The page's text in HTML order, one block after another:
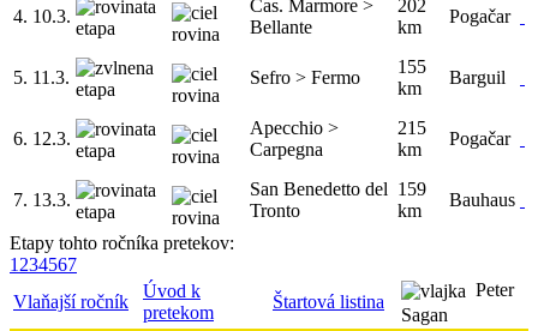
4. 10.3.
Cas. Marmore >
Bellante
202
km
Pogačar
5. 11.3. Sefro > Fermo
155
km
Barguil
6. 12.3.
Apecchio >
Carpegna
215
km
Pogačar
7. 13.3.
San Benedetto del
Tronto
159
km
Bauhaus
Etapy tohto ročníka pretekov:
1234567
Vlaňajší ročník
Úvod k
pretekom
Štartová listina
Peter
Sagan